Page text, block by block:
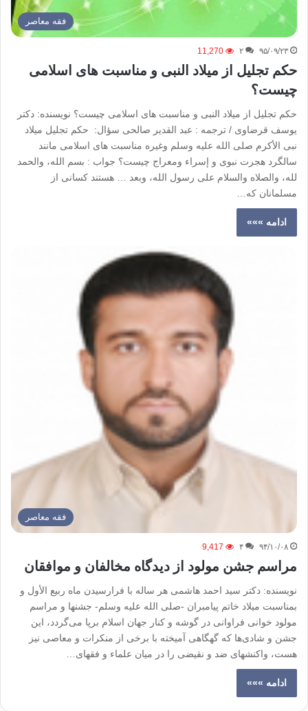
فقه معاصر
۹۵/۰۹/۲۳ ۲ 11,270
حکم تجلیل از میلاد النبی و مناسبت های اسلامی
چیست؟
حکم تجلیل از میلاد النبی و مناسبت های اسلامی چیست؟ نویسنده: دکتر
یوسف قرضاوی / ترجمه : عبد القدیر صالحی سؤال: حکم تجلیل میلاد
نبی الأکرم صلى الله علیه وسلم وغیره مناسبت های اسلامی مانند
سالگرد هجرت نبوی و إسراء ومعراج چیست؟ جواب : بسم الله، والحمد
لله، والصلاه والسلام على رسول الله، وبعد … هستند کسانی از
مسلمانان که…
ادامه »»»
فقه معاصر
۹۴/۱۰/۰۸ ۴ 9,417
مراسم جشن مولود از دیدگاه مخالفان و موافقان
نویسنده: دکتر سید احمد هاشمی هر ساله با فرارسیدن ماه ربیع الأول و
بمناسبت میلاد خاتم پیامبران -صلی الله علیه وسلم- جشنها و مراسم
مولود خوانی فراوانی در گوشه و کنار جهان اسلام برپا می‌گردد، این
جشن و شادی‌ها که گهگاهی آمیخته با برخی از منکرات و معاصی نیز
هست، واکنشهای ضد و نقیضی را در میان علماء و فقهای…
ادامه »»»